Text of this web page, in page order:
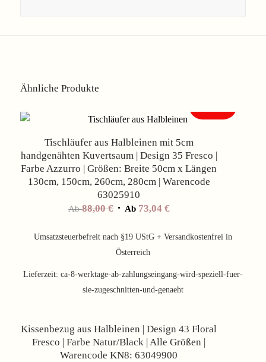
Ähnliche Produkte
Tischläufer aus Halbleinen mit 5cm
handgenähten Kuvertsaum | Design 35 Fresco |
Farbe Azzurro | Größen: Breite 50cm x Längen
130cm, 150cm, 260cm, 280cm | Warencode
63025910
Ab88,00€ Ab 73,04 €
Umsatzsteuerbefreit nach §19 UStG + Versandkostenfrei in
Österreich
Lieferzeit: ca-8-werktage-ab-zahlungseingang-wird-speziell-fuer-
sie-zugeschnitten-und-genaeht
Kissenbezug aus Halbleinen | Design 43 Floral
Fresco | Farbe Natur/Black | Alle Größen |
Warencode KN8: 63049900